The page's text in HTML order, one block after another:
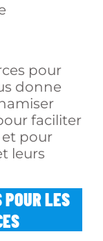
pour
donne
faciliter
pour
leurs
POUR LES